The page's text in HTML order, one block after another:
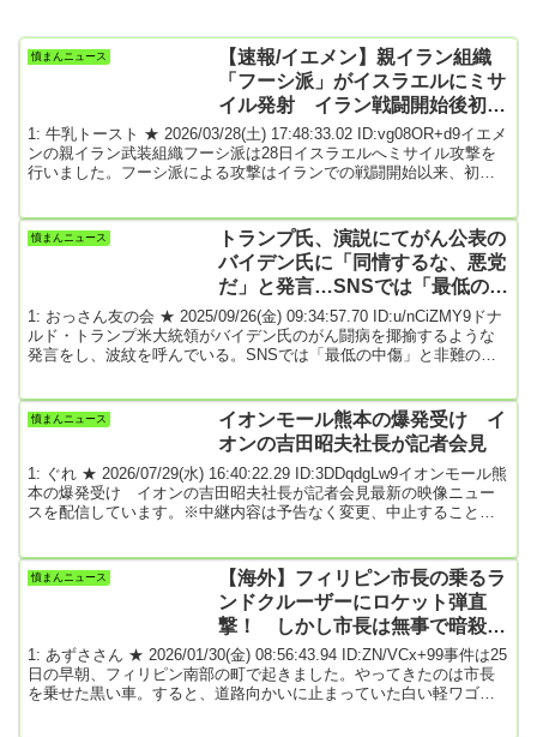
憤まんニュース
【速報/イエメン】親イラン組織
「フーシ派」がイスラエルにミサ
イル発射 イラン戦闘開始後初
ホルムズ海峡に続き紅海にも影響
の恐れ
1: 牛乳トースト ★ 2026/03/28(土) 17:48:33.02 ID:vg08OR+d9イエメ
ンの親イラン武装組織フーシ派は28日イスラエルへミサイル攻撃を
行いました。フーシ派による攻撃はイランでの戦闘開始以来、初め
は28日イスラエル南部に対し弾道ミサイルで攻撃したと発表しまし
た。イランでの戦闘開始以降フーシ派による攻撃は初めてです。フ
ーシ派は声明でイスラエルによる...
憤まんニュース
トランプ氏、演説にてがん公表の
バイデン氏に「同情するな、悪党
だ」と発言…SNSでは「最低の中
傷」と非難の声
1: おっさん友の会 ★ 2025/09/26(金) 09:34:57.70 ID:u/nCiZMY9ドナ
ルド・トランプ米大統領がバイデン氏のがん闘病を揶揄するような
発言をし、波紋を呼んでいる。SNSでは「最低の中傷」と非難の声
行った。いつものようにバイデン氏を話題にあげたトランプ氏であ
ったが、今回はバイデン氏への個人攻撃が過度だと批判を浴びてい
る。トランプ氏は演説中、以下...
憤まんニュース
イオンモール熊本の爆発受け イ
オンの吉田昭夫社長が記者会見
1: ぐれ ★ 2026/07/29(水) 16:40:22.29 ID:3DDqdgLw9イオンモール熊
本の爆発受け イオンの吉田昭夫社長が記者会見最新の映像ニュー
スを配信しています。※中継内容は予告なく変更、中止することが
い、日本の足を引っ張ってる元凶なんだよその自覚くらいは持たな
いと。東京の産業構造を見りゃ分かるだろ。ほぼ第三次産業つ...
憤まんニュース
【海外】フィリピン市長の乗るラ
ンドクルーザーにロケット弾直
撃！ しかし市長は無事で暗殺失
敗(※動画あり)
1: あずささん ★ 2026/01/30(金) 08:56:43.94 ID:ZN/VCx+99事件は25
日の早朝、フィリピン南部の町で起きました。やってきたのは市長
を乗せた黒い車。すると、道路向かいに止まっていた白い軽ワゴン